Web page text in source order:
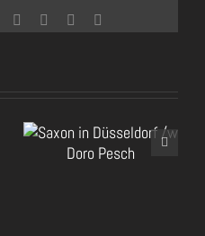
LinkedIn
TumblrPinterest
Mail